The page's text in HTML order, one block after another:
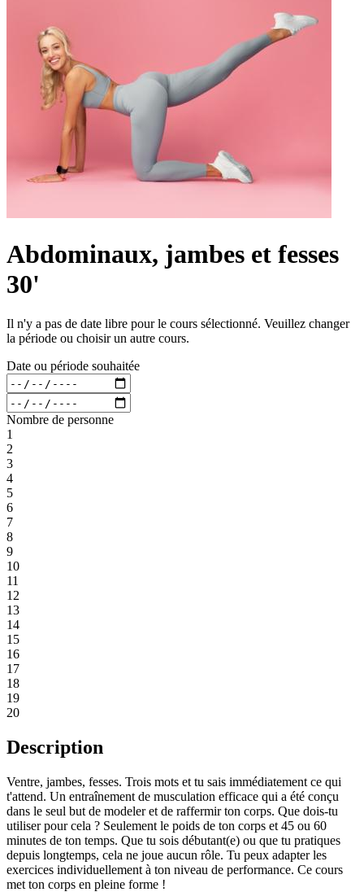
Abdominaux, jambes et fesses
30'
Il n'y a pas de date libre pour le cours sélectionné. Veuillez changer
la période ou choisir un autre cours.
Date ou période souhaitée
Nombre de personne
1
2
3
4
5
6
7
8
9
10
11
12
13
14
15
16
17
18
19
20
Description
Ventre, jambes, fesses. Trois mots et tu sais immédiatement ce qui
t'attend. Un entraînement de musculation efficace qui a été conçu
dans le seul but de modeler et de raffermir ton corps. Que dois-tu
utiliser pour cela ? Seulement le poids de ton corps et 45 ou 60
minutes de ton temps. Que tu sois débutant(e) ou que tu pratiques
depuis longtemps, cela ne joue aucun rôle. Tu peux adapter les
exercices individuellement à ton niveau de performance. Ce cours
met ton corps en pleine forme !